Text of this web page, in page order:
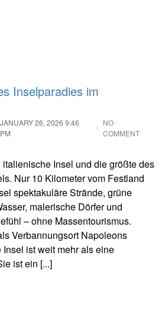
Inselparadies im
JANUARY 26, 2026 9:46
PM
NO
COMMENT
Insel und die größte des
Nur 10 Kilometer vom Festland
spektakuläre Strände, grüne
malerische Dörfer und
– ohne Massentourismus.
Verbannungsort Napoleons
ist weit mehr als eine
ist ein [...]